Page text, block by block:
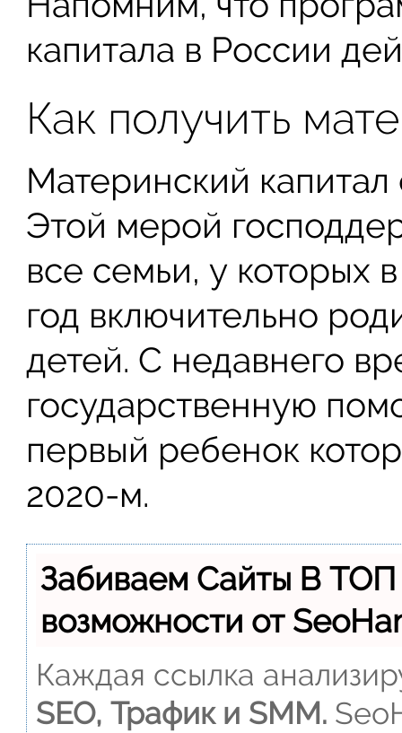
капитала в России
Как получить
Материнский
Этой мерой
все семьи, у которых
год включительно
детей. С недавнего
государственную
первый ребенок
2020-м.
Забиваем Сайты В
возможности от
Каждая ссылка
SEO, Трафик и SMM.